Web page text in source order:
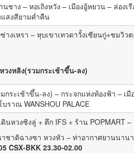
ชาง – หอเถิงหวัง – เมืองอู้หยวน – ล่องเ
แสงสียามค่ำคืน
างเหรา – หุบเขาเทวดาวั้งเซียนกู่+ชมวิว
วงหลิง(รวมกระเช้าขึ้น-ลง)
กระเช้าขึ้น-ลง) – กระจกแห่งท้องฟ้า – เมื
ราณ WANSHOU PALACE
นหวงซิงลู่ + ตึก IFS + ร้าน POPMART –
ชาติฉางซา หวงหัว – ท่าอากาศยานนาน
CSX-BKK 23.30-02.00